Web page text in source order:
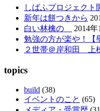
しばふプロジェクト
新年は餅つきから
白い林檎の
2014年
勉強の方が楽や！【
２世帯＠岸和田 上
topics
build (38)
イベントのこと (65)